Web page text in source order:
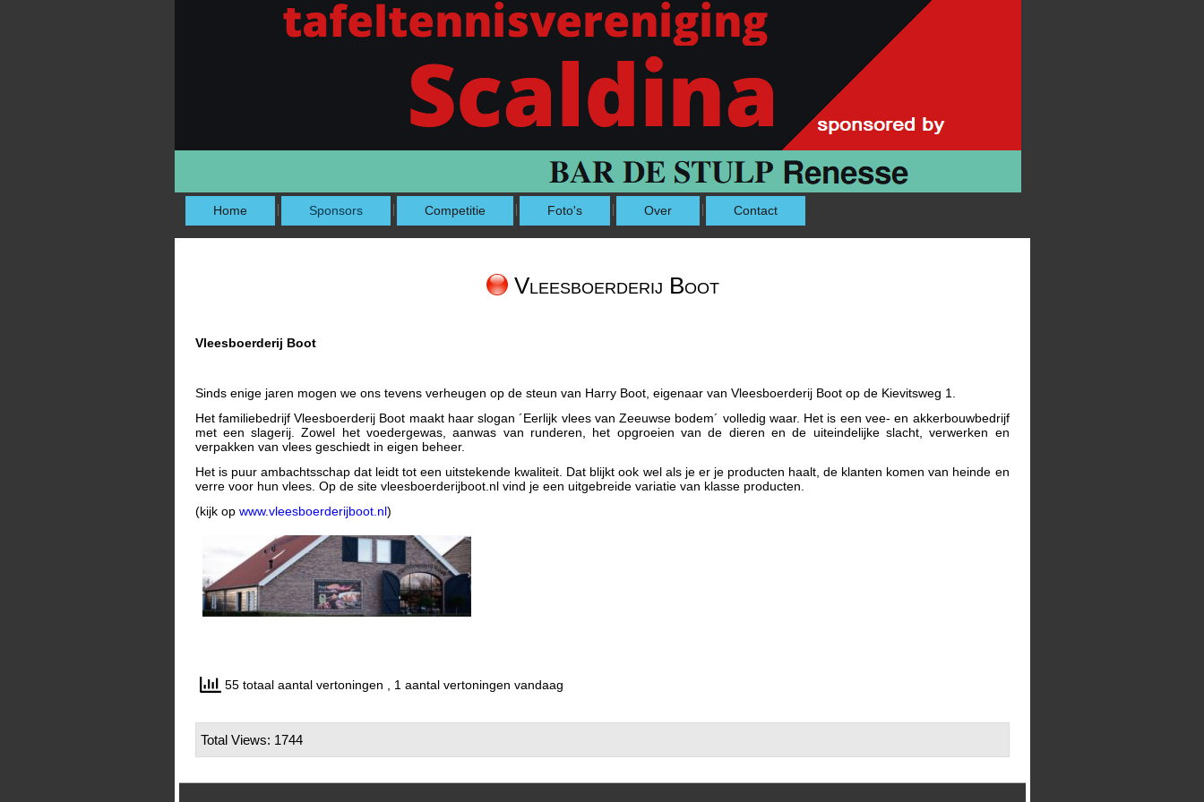
Home Sponsors Competitie Foto's Over Contact
Vleesboerderij Boot
Vleesboerderij Boot
Sinds enige jaren mogen we ons tevens verheugen op de steun van Harry Boot, eigenaar van Vleesboerderij Boot op de Kievitsweg 1.
Het familiebedrijf Vleesboerderij Boot maakt haar slogan ´Eerlijk vlees van Zeeuwse bodem´ volledig waar. Het is een vee- en akkerbouwbedrijf
met een slagerij. Zowel het voedergewas, aanwas van runderen, het opgroeien van de dieren en de uiteindelijke slacht, verwerken en
verpakken van vlees geschiedt in eigen beheer.
Het is puur ambachtsschap dat leidt tot een uitstekende kwaliteit. Dat blijkt ook wel als je er je producten haalt, de klanten komen van heinde en
verre voor hun vlees. Op de site vleesboerderijboot.nl vind je een uitgebreide variatie van klasse producten.
(kijk op www.vleesboerderijboot.nl)
55 totaal aantal vertoningen , 1 aantal vertoningen vandaag
Total Views: 1744